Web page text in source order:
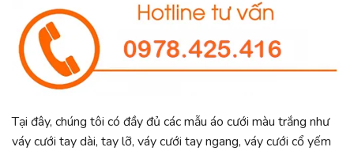
Tại đây, chúng tôi có đầy đủ các mẫu áo cưới màu trắng như
váy cưới tay dài, tay lỡ, váy cưới tay ngang, váy cưới cổ yếm